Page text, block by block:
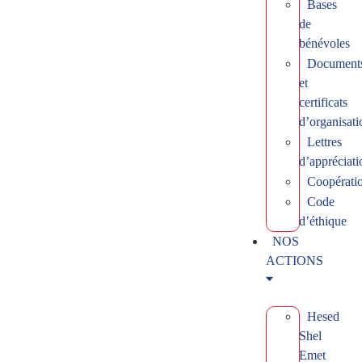
Bases
de
bénévoles
et
certificats
Lettres
Code
d’éthique
NOS
ACTIONS
Hesed
Shel
Emet